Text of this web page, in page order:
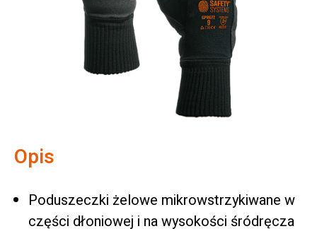
Opis
Poduszeczki żelowe mikrowstrzykiwane w
części dłoniowej i na wysokości śródręcza